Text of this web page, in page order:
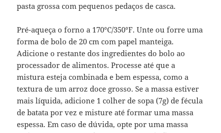
pasta grossa com pequenos pedaços de casca.
Pré-aqueça o forno a 170°C/350°F. Unte ou forre uma
forma de bolo de 20 cm com papel manteiga.
Adicione o restante dos ingredientes do bolo ao
processador de alimentos. Processe até que a
mistura esteja combinada e bem espessa, como a
textura de um arroz doce grosso. Se a massa estiver
mais líquida, adicione 1 colher de sopa (7g) de fécula
de batata por vez e misture até formar uma massa
espessa. Em caso de dúvida, opte por uma massa